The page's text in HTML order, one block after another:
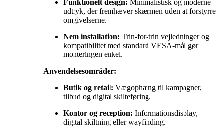
Funktionelt design: Minimalistisk og moderne
udtryk, der fremhæver skærmen uden at forstyrre
omgivelserne.
Nem installation: Trin-for-trin vejledninger og
kompatibilitet med standard VESA-mål gør
monteringen enkel.
Anvendelsesområder:
Butik og retail: Vægophæng til kampagner,
tilbud og digital skilteføring.
Kontor og reception: Informationsdisplay,
digital skiltning eller wayfinding.